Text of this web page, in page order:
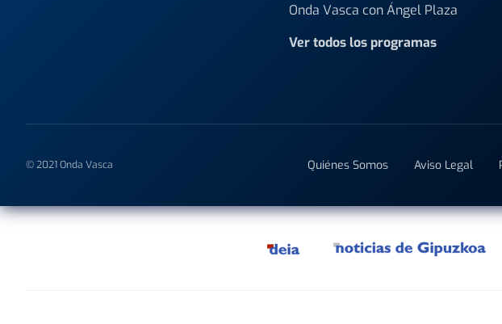
Onda Vasca con Ángel Plaza
Ver todos los programas
Quiénes Somos Aviso Legal
© 2021 Onda Vasca